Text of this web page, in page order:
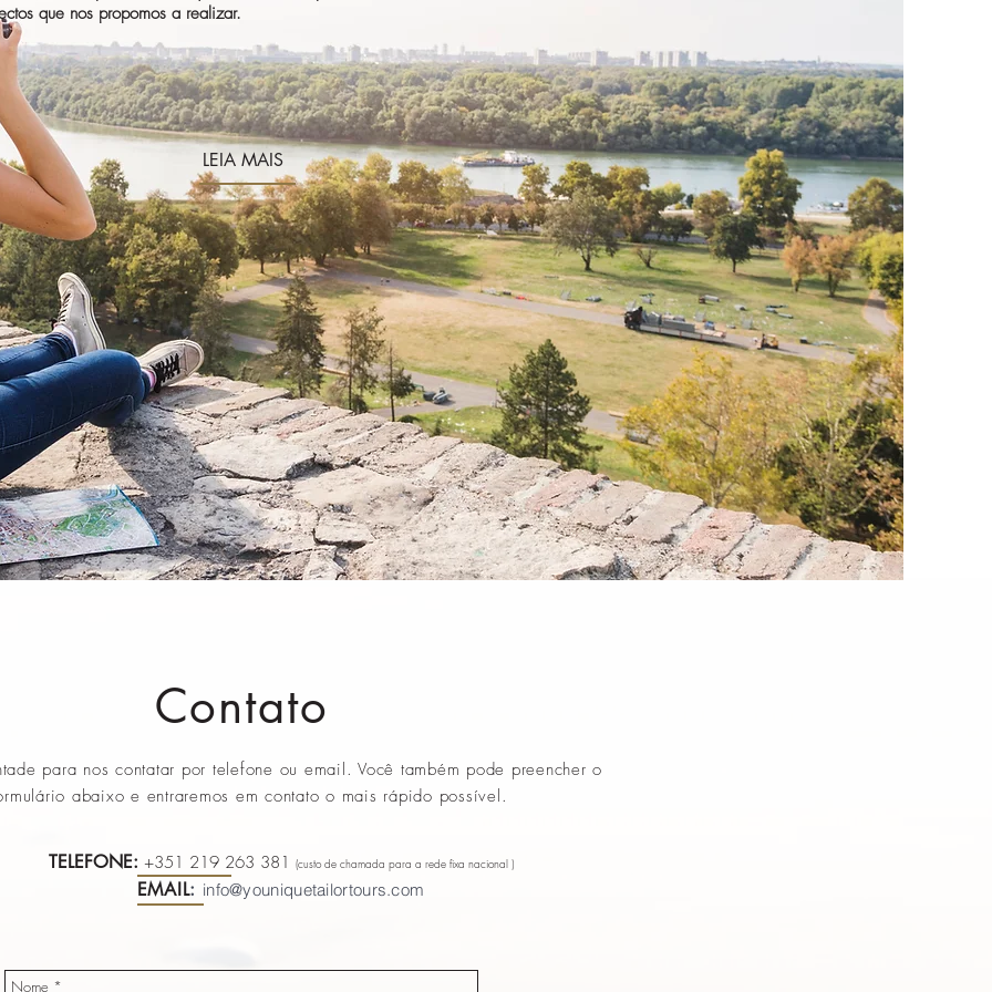
Contato
para nos contatar por telefone ou email. Você também pode preencher o
abaixo e entraremos em contato o mais rápido possível.
TELEFONE: +351 219 263 381 (custo de chamada para a rede fixa nacional )
EMAIL: info@youniquetailortours.com
que nos propomos a realizar.
LEIA MAIS